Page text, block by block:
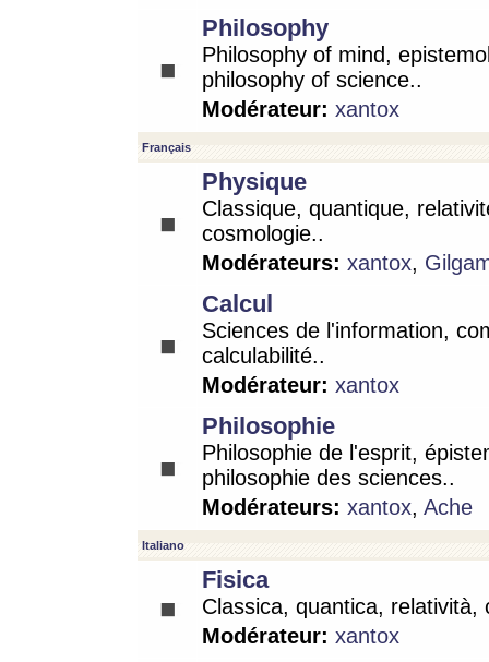
Philosophy
Philosophy of mind,
philosophy of science..
Modérateur: xantox
Français
Physique
Classique, quantique,
cosmologie..
Modérateurs: xantox,
Calcul
Sciences de l'information,
calculabilité..
Modérateur: xantox
Philosophie
Philosophie de l'esprit,
philosophie des sciences..
Modérateurs: xantox, Ache
Italiano
Fisica
Classica, quantica, relatività,
Modérateur: xantox